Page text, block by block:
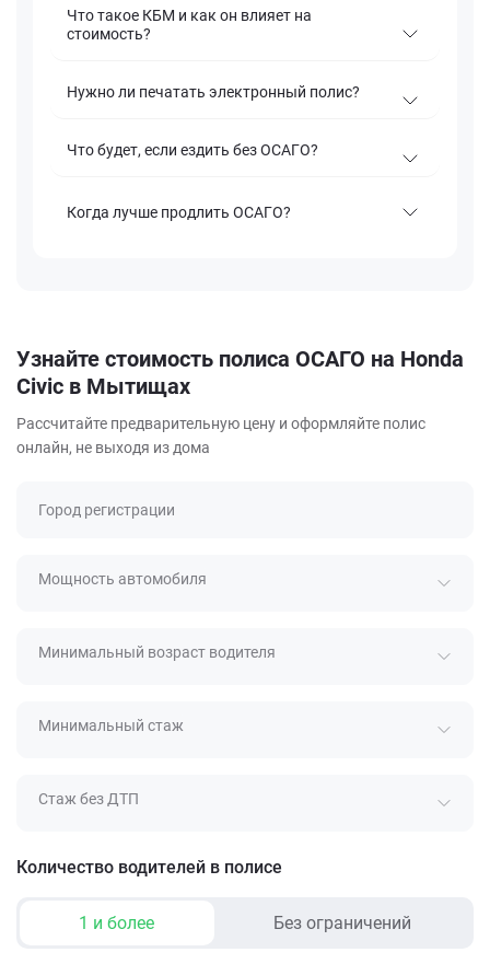
Что такое КБМ и как он влияет на
стоимость?
Нужно ли печатать электронный полис?
Что будет, если ездить без ОСАГО?
Когда лучше продлить ОСАГО?
Узнайте стоимость полиса ОСАГО на Honda
Civic в Мытищах
Рассчитайте предварительную цену и оформляйте полис
онлайн, не выходя из дома
Город регистрации
Мощность автомобиля
Минимальный возраст водителя
Минимальный стаж
Стаж без ДТП
Количество водителей в полисе
1 и более Без ограничений